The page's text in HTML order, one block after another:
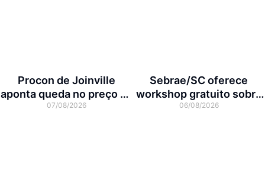
Procon de Joinville
aponta queda no preço da
cesta básica em agosto
07/08/2026
Sebrae/SC oferece
workshop gratuito sobre
franquias em Joinville
06/08/2026